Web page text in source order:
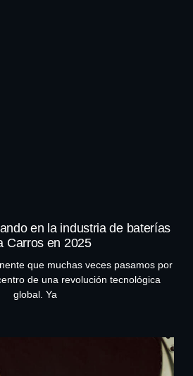
en la industria de baterías
Carros en 2025
que muchas veces pasamos por
de una revolución tecnológica
global. Ya